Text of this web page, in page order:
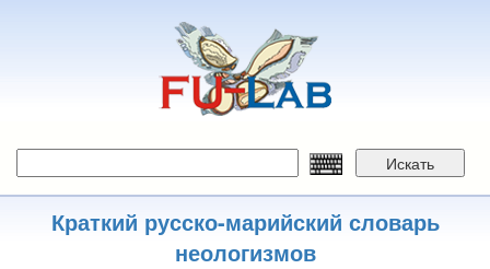
Искать
Краткий русско-марийский словарь
неологизмов